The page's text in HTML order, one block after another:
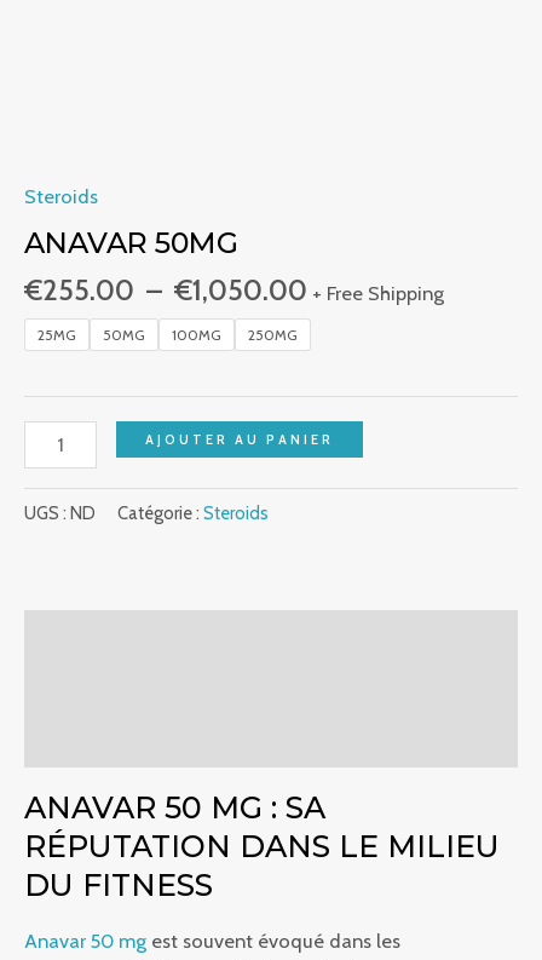
Steroids
ANAVAR 50MG
€255.00 – €1,050.00 + Free Shipping
25MG 50MG 100MG 250MG
AJOUTER AU PANIER
UGS : ND Catégorie : Steroids
ANAVAR 50 MG : SA
RÉPUTATION DANS LE MILIEU
DU FITNESS
Anavar 50 mg est souvent évoqué dans les